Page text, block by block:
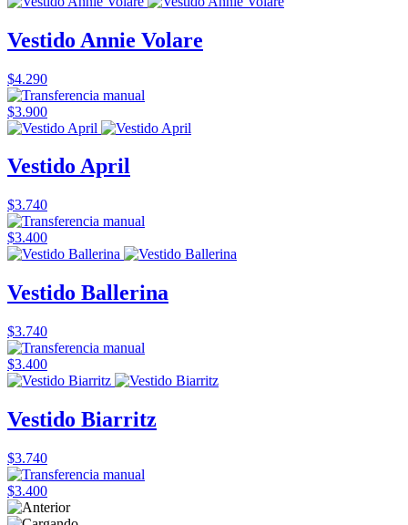
Vestido Annie Volare
$4.290
$3.900
Vestido April
$3.740
$3.400
Vestido Ballerina
$3.740
$3.400
Vestido Biarritz
$3.740
$3.400